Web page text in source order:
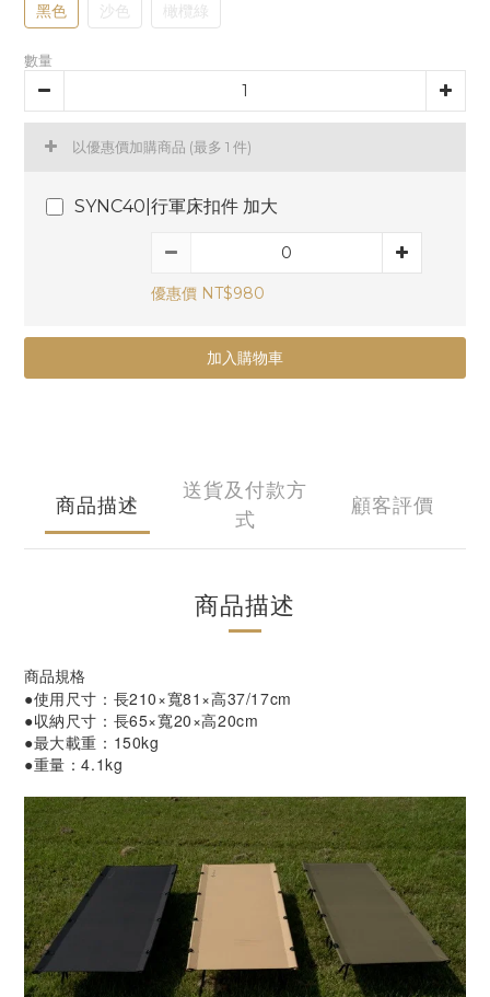
黑色 沙色 橄欖綠
數量
以優惠價加購商品 (最多 1 件)
SYNC40|行軍床扣件 加大
優惠價 NT$980
加入購物車
商品描述
送貨及付款方
式
顧客評價
商品描述
商品規格
●使用尺寸：長210×寬81×高37/17cm
●収納尺寸：長65×寬20×高20cm
●最大載重：150kg
●重量：4.1kg